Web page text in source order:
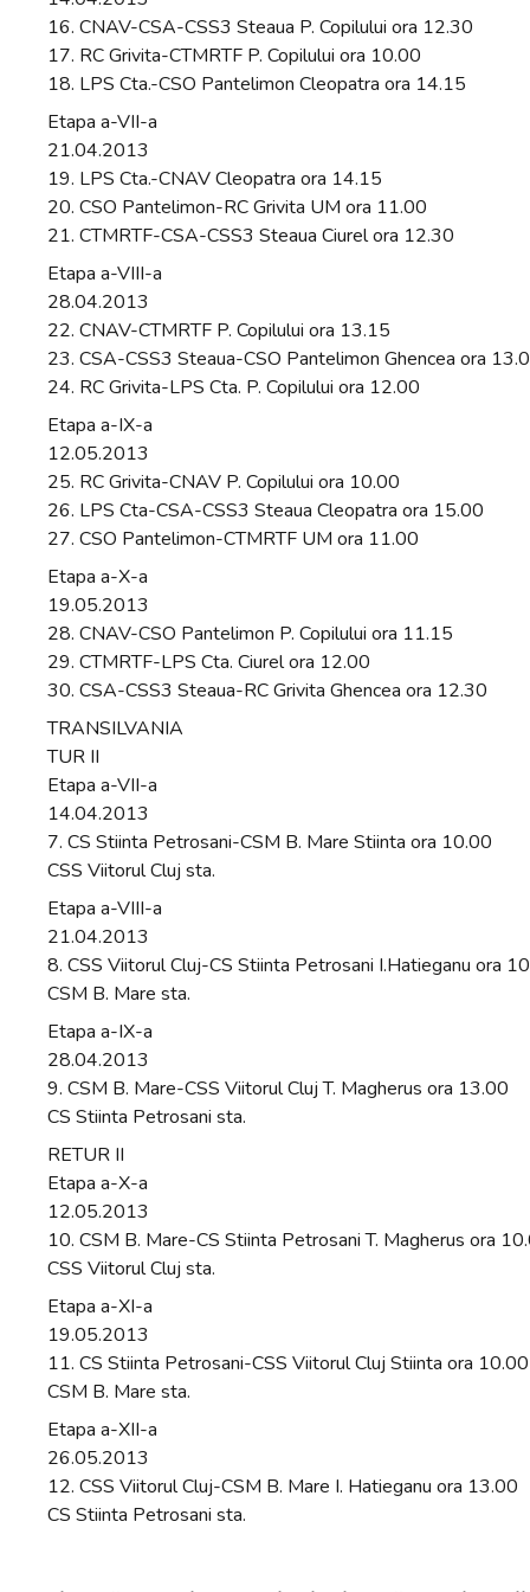
16. CNAV-CSA-CSS3 Steaua P. Copilului ora 12.30
17. RC Grivita-CTMRTF P. Copilului ora 10.00
18. LPS Cta.-CSO Pantelimon Cleopatra ora 14.15
Etapa a-VII-a
21.04.2013
19. LPS Cta.-CNAV Cleopatra ora 14.15
20. CSO Pantelimon-RC Grivita UM ora 11.00
21. CTMRTF-CSA-CSS3 Steaua Ciurel ora 12.30
Etapa a-VIII-a
28.04.2013
22. CNAV-CTMRTF P. Copilului ora 13.15
23. CSA-CSS3 Steaua-CSO Pantelimon Ghencea ora
24. RC Grivita-LPS Cta. P. Copilului ora 12.00
Etapa a-IX-a
12.05.2013
25. RC Grivita-CNAV P. Copilului ora 10.00
26. LPS Cta-CSA-CSS3 Steaua Cleopatra ora 15.00
27. CSO Pantelimon-CTMRTF UM ora 11.00
Etapa a-X-a
19.05.2013
28. CNAV-CSO Pantelimon P. Copilului ora 11.15
29. CTMRTF-LPS Cta. Ciurel ora 12.00
30. CSA-CSS3 Steaua-RC Grivita Ghencea ora 12.30
TRANSILVANIA
TUR II
Etapa a-VII-a
14.04.2013
7. CS Stiinta Petrosani-CSM B. Mare Stiinta ora 10.00
CSS Viitorul Cluj sta.
Etapa a-VIII-a
21.04.2013
8. CSS Viitorul Cluj-CS Stiinta Petrosani I.Hatieganu ora
CSM B. Mare sta.
Etapa a-IX-a
28.04.2013
9. CSM B. Mare-CSS Viitorul Cluj T. Magherus ora 13.00
CS Stiinta Petrosani sta.
RETUR II
Etapa a-X-a
12.05.2013
10. CSM B. Mare-CS Stiinta Petrosani T. Magherus ora
CSS Viitorul Cluj sta.
Etapa a-XI-a
19.05.2013
11. CS Stiinta Petrosani-CSS Viitorul Cluj Stiinta ora 10.00
CSM B. Mare sta.
Etapa a-XII-a
26.05.2013
12. CSS Viitorul Cluj-CSM B. Mare I. Hatieganu ora 13.00
CS Stiinta Petrosani sta.